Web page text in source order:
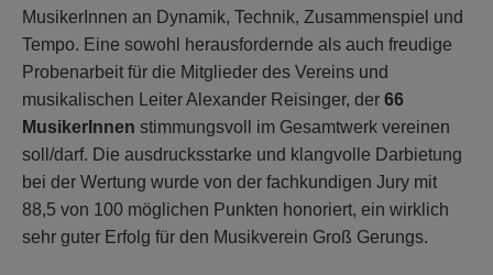
MusikerInnen an Dynamik, Technik, Zusammenspiel und
Tempo. Eine sowohl herausfordernde als auch freudige
Probenarbeit für die Mitglieder des Vereins und
musikalischen Leiter Alexander Reisinger, der 66
MusikerInnen stimmungsvoll im Gesamtwerk vereinen
soll/darf. Die ausdrucksstarke und klangvolle Darbietung
bei der Wertung wurde von der fachkundigen Jury mit
88,5 von 100 möglichen Punkten honoriert, ein wirklich
sehr guter Erfolg für den Musikverein Groß Gerungs.